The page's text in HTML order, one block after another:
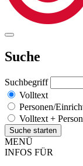
Suche
Suchbegriff
Volltext
Personen/
Volltext +
MENÜ
INFOS FÜR